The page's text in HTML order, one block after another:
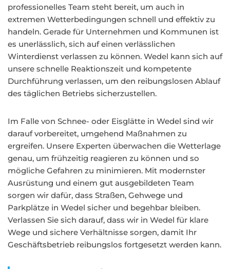
professionelles Team steht bereit, um auch in
extremen Wetterbedingungen schnell und effektiv zu
handeln. Gerade für Unternehmen und Kommunen ist
es unerlässlich, sich auf einen verlässlichen
Winterdienst verlassen zu können. Wedel kann sich auf
unsere schnelle Reaktionszeit und kompetente
Durchführung verlassen, um den reibungslosen Ablauf
des täglichen Betriebs sicherzustellen.
Im Falle von Schnee- oder Eisglätte in Wedel sind wir
darauf vorbereitet, umgehend Maßnahmen zu
ergreifen. Unsere Experten überwachen die Wetterlage
genau, um frühzeitig reagieren zu können und so
mögliche Gefahren zu minimieren. Mit modernster
Ausrüstung und einem gut ausgebildeten Team
sorgen wir dafür, dass Straßen, Gehwege und
Parkplätze in Wedel sicher und begehbar bleiben.
Verlassen Sie sich darauf, dass wir in Wedel für klare
Wege und sichere Verhältnisse sorgen, damit Ihr
Geschäftsbetrieb reibungslos fortgesetzt werden kann.